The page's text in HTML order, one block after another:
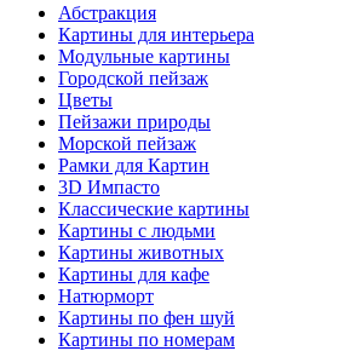
Абстракция
Картины для интерьера
Модульные картины
Городской пейзаж
Цветы
Пейзажи природы
Морской пейзаж
Рамки для Картин
3D Импасто
Классические картины
Картины с людьми
Картины животных
Картины для кафе
Натюрморт
Картины по фен шуй
Картины по номерам